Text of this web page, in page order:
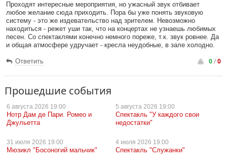
Проходят интересные мероприятия, но ужасный звук отбивает
любое желание сюда приходить. Пора бы уже понять звуковую
систему - это же издевательство над зрителем. Невозможно
находиться - режет уши так, что на концертах не узнаешь любимых
песен. Со спектаклями конечно немного пореже, т.к. звук ровнее. Да
и общая атмосфере удручает - кресла неудобные, в зале холодно.
Ответить 0/0
Прошедшие события
6 августа 2026 19:00
Нотр Дам де Пари. Ромео и
Джульетта
5 августа 2026 19:00
Спектакль "У каждого свои
недостатки"
31 июля 2026 19:00
Мюзикл "Босоногий мальчик"
4 июля 2026 19:00
Спектакль "Служанки"